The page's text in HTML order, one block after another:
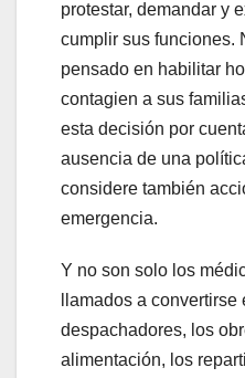
protestar, demandar y
cumplir sus funciones.
pensado en habilitar
contagien a sus
esta decisión por
ausencia de una
considere también
emergencia.
Y no son solo los
llamados a
despachadores, los
alimentación, los